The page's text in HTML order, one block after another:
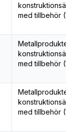
med tillbehör
med tillbehör
med tillbehör